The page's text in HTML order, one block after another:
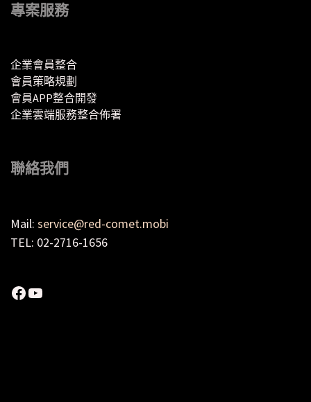
專案服務
企業會員整合
會員策略規劃
會員APP整合開發
企業雲端服務整合佈署
聯絡我們
Mail: service@red-comet.mobi
TEL: 02-2716-1656
Facebook
YouTube